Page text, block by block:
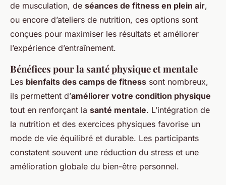
de musculation, de séances de fitness en plein air,
ou encore d’ateliers de nutrition, ces options sont
conçues pour maximiser les résultats et améliorer
l’expérience d’entraînement.
Bénéfices pour la santé physique et mentale
Les bienfaits des camps de fitness sont nombreux,
ils permettent d’améliorer votre condition physique
tout en renforçant la santé mentale. L’intégration de
la nutrition et des exercices physiques favorise un
mode de vie équilibré et durable. Les participants
constatent souvent une réduction du stress et une
amélioration globale du bien-être personnel.